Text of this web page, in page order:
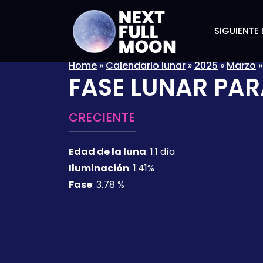
SIGUIENTE
Home»Calendario lunar»2025»Marzo
FASE LUNAR
CRECIENTE
Edad de la luna: 1.1 día
Iluminación: 1.41%
Fase: 3.78 %